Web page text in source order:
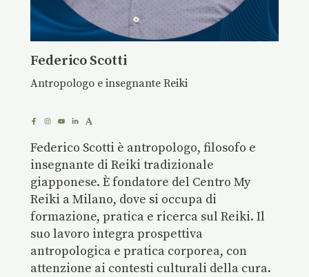
Federico Scotti
Antropologo e insegnante Reiki
Federico Scotti è antropologo, filosofo e
insegnante di Reiki tradizionale
giapponese. È fondatore del Centro My
Reiki a Milano, dove si occupa di
formazione, pratica e ricerca sul Reiki. Il
suo lavoro integra prospettiva
antropologica e pratica corporea, con
attenzione ai contesti culturali della cura.